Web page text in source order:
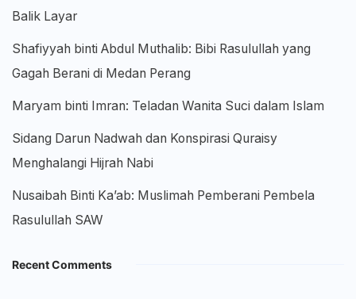
Balik Layar
Shafiyyah binti Abdul Muthalib: Bibi Rasulullah yang
Gagah Berani di Medan Perang
Maryam binti Imran: Teladan Wanita Suci dalam Islam
Sidang Darun Nadwah dan Konspirasi Quraisy
Menghalangi Hijrah Nabi
Nusaibah Binti Ka’ab: Muslimah Pemberani Pembela
Rasulullah SAW
Recent Comments